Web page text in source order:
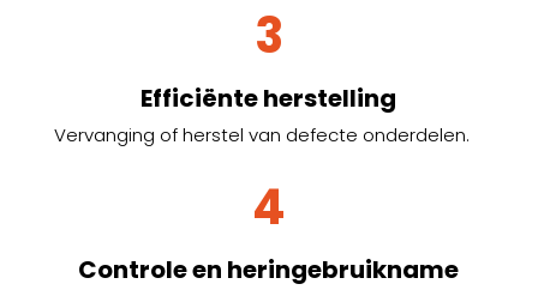
3
Efficiënte herstelling
Vervanging of herstel van defecte onderdelen.
4
Controle en heringebruikname